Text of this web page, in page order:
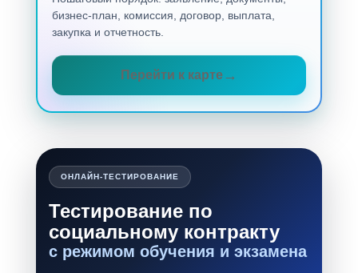
бизнес-план, комиссия, договор, выплата,
закупка и отчетность.
Перейти к карте
ОНЛАЙН-ТЕСТИРОВАНИЕ
Тестирование по
социальному контракту
с режимом обучения и экзамена